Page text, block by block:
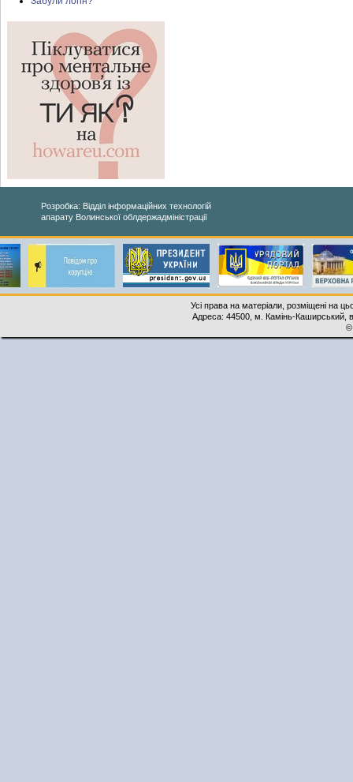
Розробка: Відділ інформаційних технологій
апарату Волинської облдержадміністрації
Усі права на матеріали, розміщені на
Адреса: 44500, м. Камінь-Каширський,
©